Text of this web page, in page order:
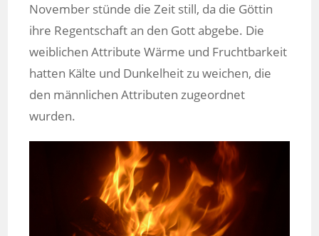
November stünde die Zeit still, da die Göttin
ihre Regentschaft an den Gott abgebe. Die
weiblichen Attribute Wärme und Fruchtbarkeit
hatten Kälte und Dunkelheit zu weichen, die
den männlichen Attributen zugeordnet
wurden.